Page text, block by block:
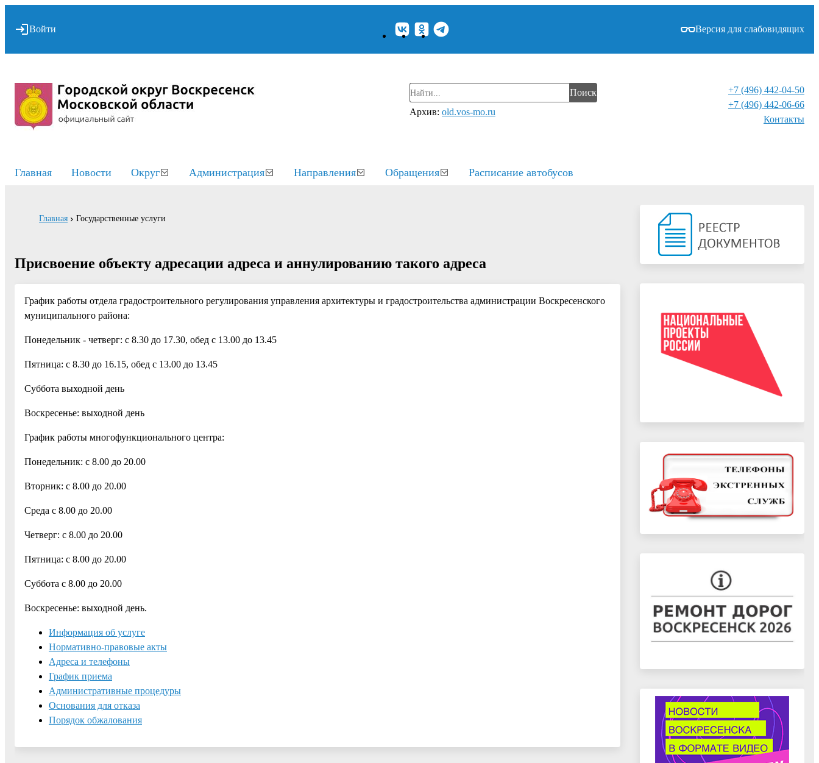
Войти Версия для слабовидящих
Поиск
Архив: old.vos-mo.ru
+7 (496) 442-04-50
+7 (496) 442-06-66
Контакты⁠
Главная Новости Округ Администрация Направления Обращения Расписание автобусов
Главная Государственные услуги
Присвоение объекту адресации адреса и аннулированию такого адреса
График работы отдела градостроительного регулирования управления архитектуры и градостроительства администрации Воскресенского
муниципального района:
Понедельник - четверг: с 8.30 до 17.30, обед с 13.00 до 13.45
Пятница: с 8.30 до 16.15, обед с 13.00 до 13.45
Суббота выходной день
Воскресенье: выходной день
График работы многофункционального центра:
Понедельник: с 8.00 до 20.00
Вторник: с 8.00 до 20.00
Среда с 8.00 до 20.00
Четверг: с 8.00 до 20.00
Пятница: с 8.00 до 20.00
Суббота с 8.00 до 20.00
Воскресенье: выходной день.
Информация об услуге
Нормативно-правовые акты
Адреса и телефоны
График приема
Административные процедуры
Основания для отказа
Порядок обжалования